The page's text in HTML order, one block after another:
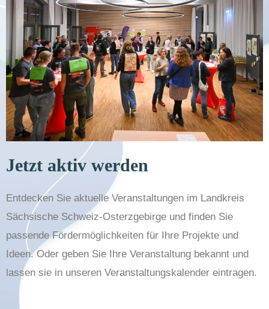
Jetzt aktiv werden
Entdecken Sie aktuelle Veranstaltungen im Landkreis
Sächsische Schweiz-Osterzgebirge und finden Sie
passende Fördermöglichkeiten für Ihre Projekte und
Ideen. Oder geben Sie Ihre Veranstaltung bekannt und
lassen sie in unseren Veranstaltungskalender eintragen.